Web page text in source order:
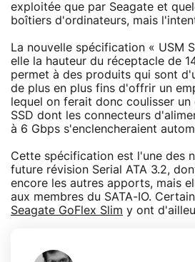
exploitée que par Seagate et
boîtiers d'ordinateurs, mais
La nouvelle spécification « USM
elle la hauteur du réceptacle de
permet à des produits qui sont
de plus en plus fins d'offrir un
lequel on ferait donc coulisser
SSD dont les connecteurs
à 6 Gbps s'enclencheraient
Cette spécification est l'une des
future révision Serial ATA 3.2,
encore les autres apports, mais
aux membres du SATA-IO.
Seagate GoFlex Slim y ont